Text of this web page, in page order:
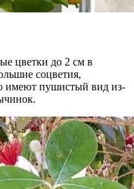
цветки до 2 см в
соцветия,
имеют пушистый вид из-